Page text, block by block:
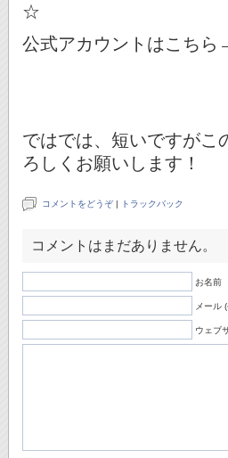
☆
公式アカウントはこちら
ではでは、短いですがこ
ろしくお願いします！
コメントをどうぞ | トラックバック
コメントはまだありません。
お名前
メール
ウェブ